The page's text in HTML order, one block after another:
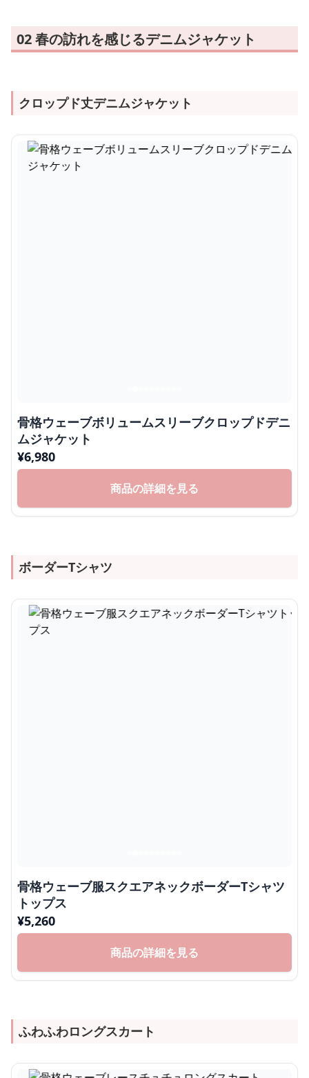
02 春の訪れを感じるデニムジャケット
クロップド丈デニムジャケット
骨格ウェーブボリュームスリーブクロップドデニ
ムジャケット
¥6,980
商品の詳細を見る
ボーダーTシャツ
骨格ウェーブ服スクエアネックボーダーTシャツ
トップス
¥5,260
商品の詳細を見る
ふわふわロングスカート